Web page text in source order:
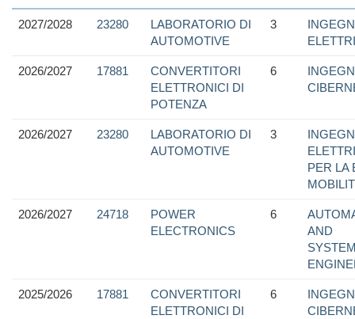
2027/2028 23280
LABORATORIO DI
AUTOMOTIVE
3
2026/2027 17881
CONVERTITORI
ELETTRONICI DI
POTENZA
6
2026/2027 23280
LABORATORIO DI
AUTOMOTIVE
3
PER LA
2026/2027 24718
POWER
ELECTRONICS
6
AND
2025/2026 17881
CONVERTITORI
ELETTRONICI DI
6